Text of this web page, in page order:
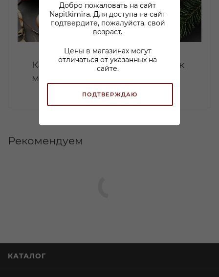
Добро пожаловать на сайт
Napitkimira. Для доступа на сайт
подтвердите, пожалуйста, свой
возраст.
Цены в магазинах могут
отличаться от указанных на
сайте.
ПОДТВЕРЖДАЮ
Какой коньяк купить в подарок
мужчине: советы по выбору
Рекомендуем
КАТАЛОГ